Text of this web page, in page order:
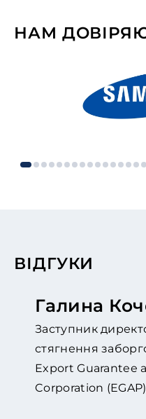
НАМ
ВІДГУКИ
Галина
Заступник
стягнення
Export Guarantee
Corporation (EGAP)